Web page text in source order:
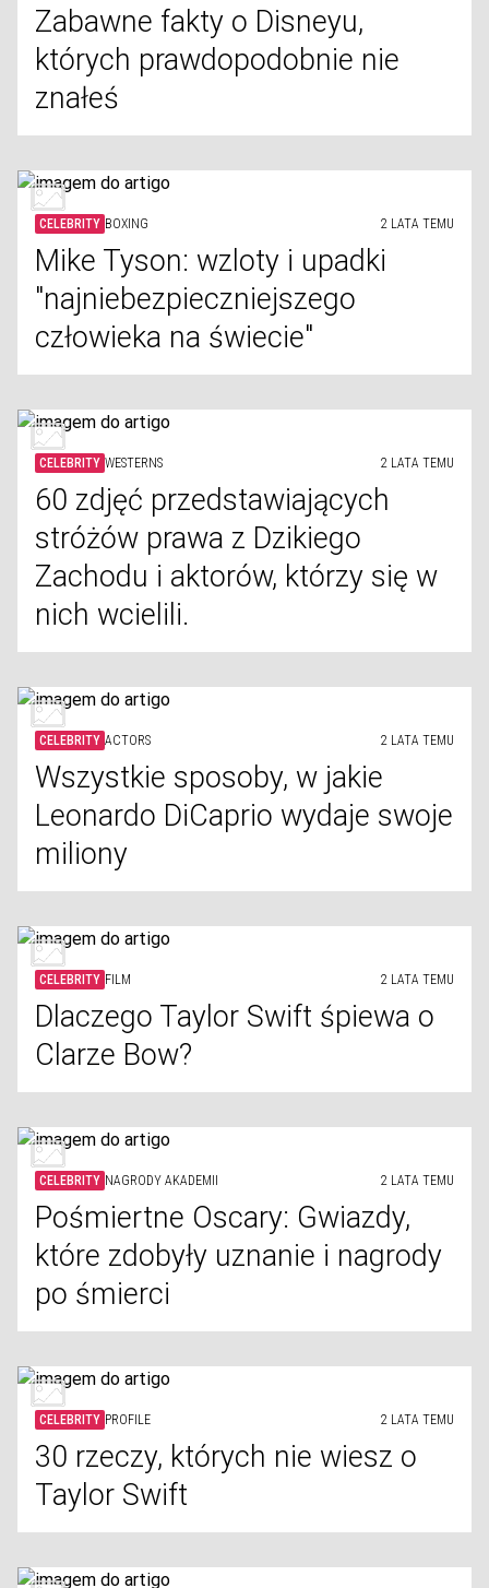
Zabawne fakty o Disneyu,
których prawdopodobnie nie
znałeś
CELEBRITY BOXING 2 LATA TEMU
Mike Tyson: wzloty i upadki
"najniebezpieczniejszego
człowieka na świecie"
CELEBRITY WESTERNS 2 LATA TEMU
60 zdjęć przedstawiających
stróżów prawa z Dzikiego
Zachodu i aktorów, którzy się w
nich wcielili.
CELEBRITY ACTORS 2 LATA TEMU
Wszystkie sposoby, w jakie
Leonardo DiCaprio wydaje swoje
miliony
CELEBRITY FILM 2 LATA TEMU
Dlaczego Taylor Swift śpiewa o
Clarze Bow?
CELEBRITY NAGRODY AKADEMII 2 LATA TEMU
Pośmiertne Oscary: Gwiazdy,
które zdobyły uznanie i nagrody
po śmierci
CELEBRITY PROFILE 2 LATA TEMU
30 rzeczy, których nie wiesz o
Taylor Swift